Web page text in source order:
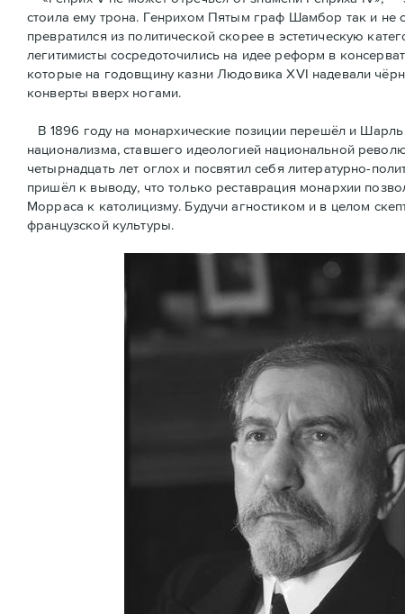
стоила ему трона. Генрихом Пятым граф Шамбор так и не
превратился из политической скорее в эстетическую
легитимисты сосредоточились на идее реформ в
которые на годовщину казни Людовика XVI надевали
конверты вверх ногами.
В 1896 году на монархические позиции перешёл и
национализма, ставшего идеологией национальной
четырнадцать лет оглох и посвятил себя литературно-
пришёл к выводу, что только реставрация монархии
Морраса к католицизму. Будучи агностиком и в целом
французской культуры.